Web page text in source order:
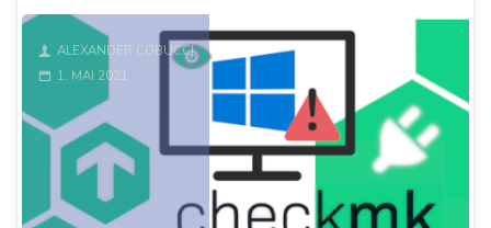
ALEXANDER COBUCCI
1. MAI 2021